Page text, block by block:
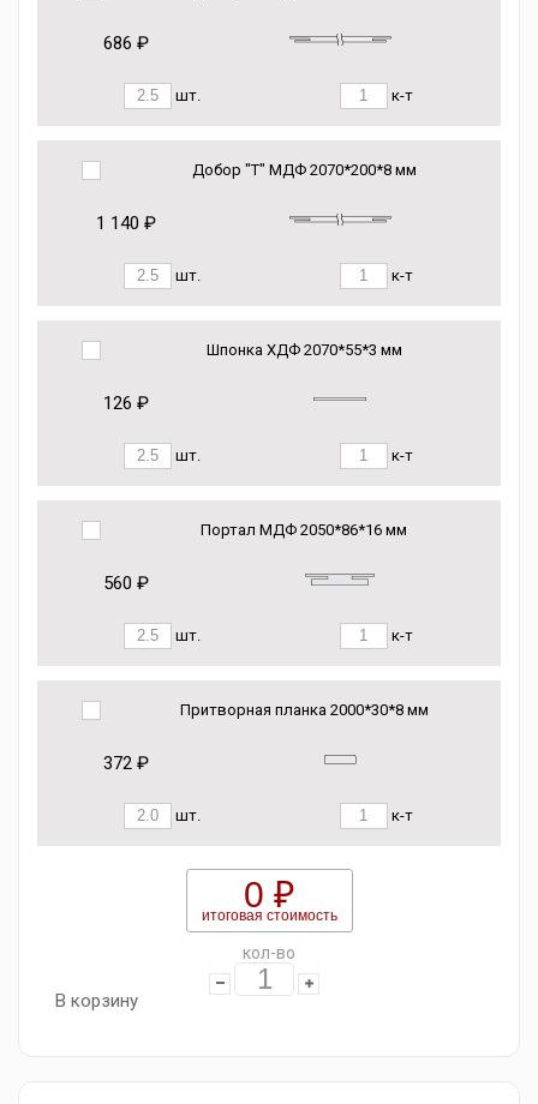
686 ₽
шт. к-т
Добор "Т" МДФ 2070*200*8 мм
1 140 ₽
шт. к-т
Шпонка ХДФ 2070*55*3 мм
126 ₽
шт. к-т
Портал МДФ 2050*86*16 мм
560 ₽
шт. к-т
Притворная планка 2000*30*8 мм
372 ₽
шт. к-т
0 ₽
итоговая стоимость
кол-во
В корзину